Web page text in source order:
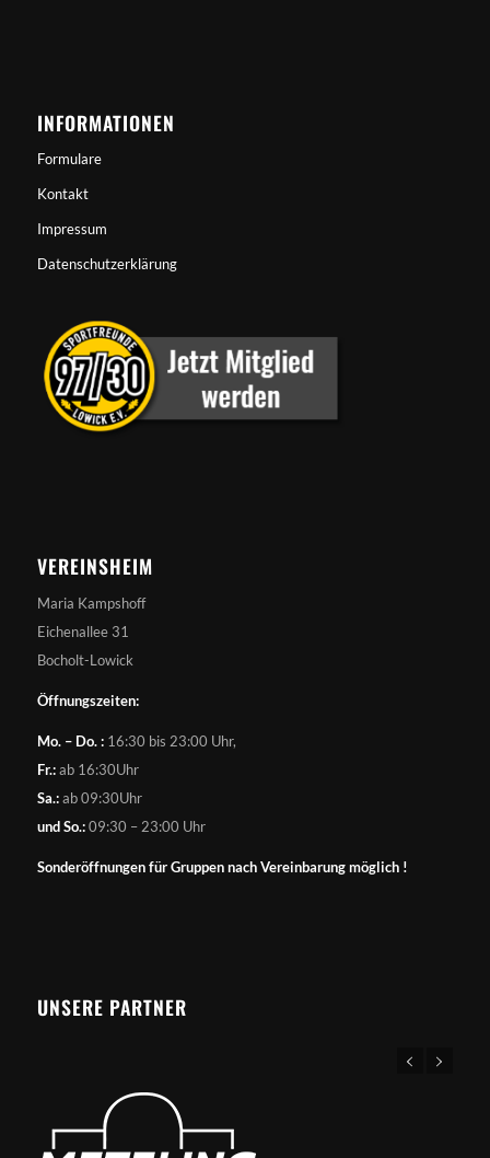
INFORMATIONEN
Formulare
Kontakt
Impressum
Datenschutzerklärung
VEREINSHEIM
Maria Kampshoff
Eichenallee 31
Bocholt-Lowick
Öffnungszeiten:
Mo. – Do. :16:30 bis 23:00 Uhr,
Fr.:ab 16:30Uhr
Sa.:ab 09:30Uhr
und So.:09:30 – 23:00 Uhr
Sonderöffnungen für Gruppen nach Vereinbarung möglich !
UNSERE PARTNER